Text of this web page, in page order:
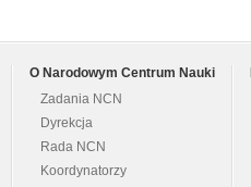
O Narodowym Centrum Nauki
Zadania NCN
Dyrekcja
Rada NCN
Koordynatorzy